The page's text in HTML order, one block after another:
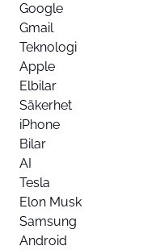
Google
Gmail
Teknologi
Apple
Elbilar
Säkerhet
iPhone
Bilar
AI
Tesla
Elon Musk
Samsung
Android